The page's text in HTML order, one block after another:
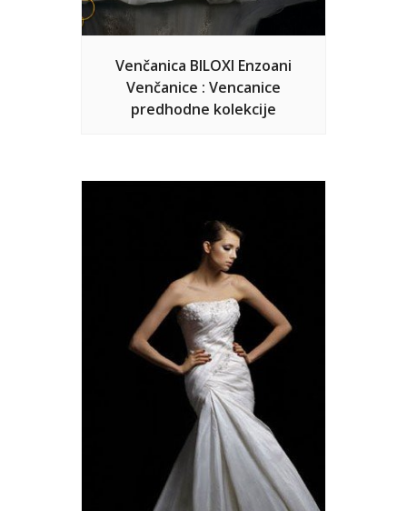
Venčanica BILOXI Enzoani
Venčanice : Vencanice
predhodne kolekcije